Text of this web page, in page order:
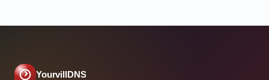
YourvillDNS